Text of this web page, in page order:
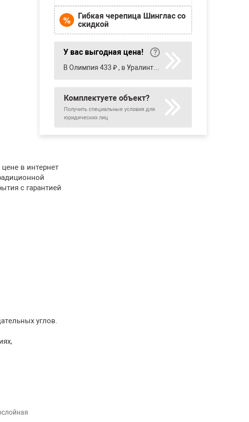
Гибкая черепица Шинглас со
скидкой
У вас выгодная цена!
Комплектуете объект?
Получить специальные условия для
юридических лиц
в интернет
с гарантией
углов.